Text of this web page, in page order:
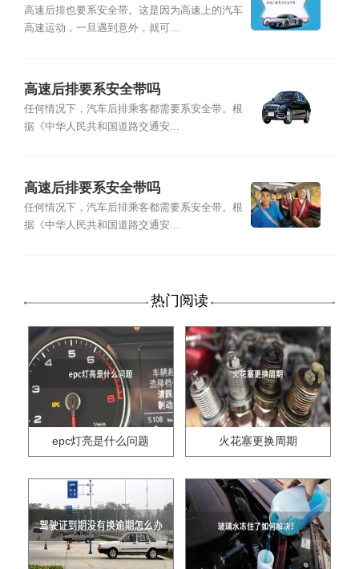
高速后排也要系安全带。这是因为高速上的汽车
高速运动，一旦遇到意外，就可...
高速后排要系安全带吗
任何情况下，汽车后排乘客都需要系安全带。根
据《中华人民共和国道路交通安...
高速后排要系安全带吗
任何情况下，汽车后排乘客都需要系安全带。根
据《中华人民共和国道路交通安...
热门阅读
epc灯亮是什么问题 火花塞更换周期